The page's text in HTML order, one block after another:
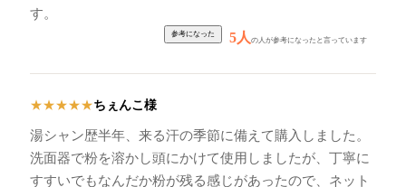
す。
5人の人が参考になったと言っています
★★★★★ちぇんこ様
湯シャン歴半年、来る汗の季節に備えて購入しました。
洗面器で粉を溶かし頭にかけて使用しましたが、丁寧に
すすいでもなんだか粉が残る感じがあったので、ネット